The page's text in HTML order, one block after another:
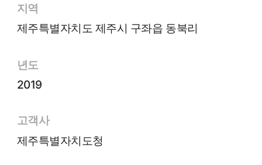
지역
제주특별자치도 제주시 구좌읍 동북리
년도
2019
고객사
제주특별자치도청